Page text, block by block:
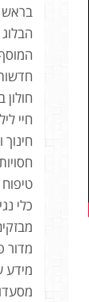
בראש
חולון
חיי
חסויות
טיפוח
כלי
מדור
מידע